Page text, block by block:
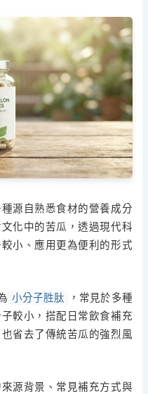
源自熟悉食材的營養成分
化中的苦瓜，透過現代科
小、應用更為便利的形式
小分子胜肽
，常見於多種
較小，搭配日常飲食補充
省去了傳統苦瓜的強烈風
源背景、常見補充方式與